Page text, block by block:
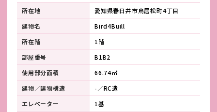
所在地
愛知県春日井市鳥居松町4丁目
建物名
Bird4Buill
所在階
1階
部屋番号
B1B2
使用部分面積
66.74㎡
建物／建物構造
-／RC造
エレベーター
1基